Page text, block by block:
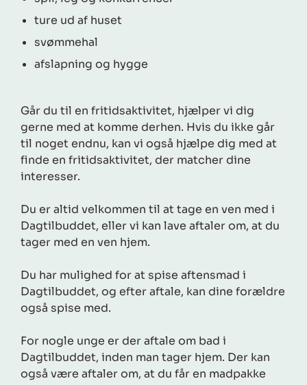
ture ud af huset
svømmehal
afslapning og hygge
Går du til en fritidsaktivitet, hjælper vi dig
gerne med at komme derhen. Hvis du ikke går
til noget endnu, kan vi også hjælpe dig med at
finde en fritidsaktivitet, der matcher dine
interesser.
Du er altid velkommen til at tage en ven med i
Dagtilbuddet, eller vi kan lave aftaler om, at du
tager med en ven hjem.
Du har mulighed for at spise aftensmad i
Dagtilbuddet, og efter aftale, kan dine forældre
også spise med.
For nogle unge er der aftale om bad i
Dagtilbuddet, inden man tager hjem. Der kan
også være aftaler om, at du får en madpakke